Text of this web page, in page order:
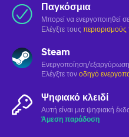
Παγκόσμια
Μπορεί να ενεργοποιηθεί σε
Ελέγξτε τους περιορισμούς
Steam
Ενεργοποίηση/
Ελέγξτε τον οδηγό
Ψηφιακό κλειδί
Αυτή είναι μια ψηφιακή
Άμεση παράδοση